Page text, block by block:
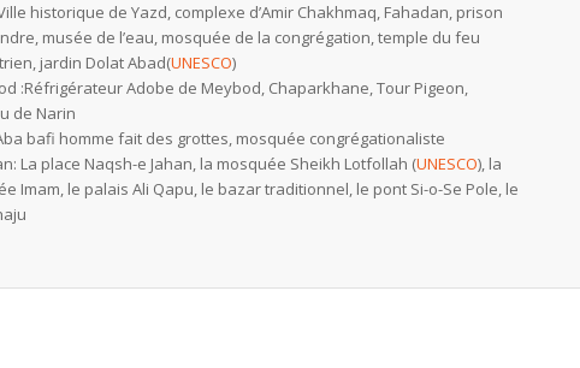
historique de Yazd, complexe d’Amir Chakhmaq, Fahadan, prison
musée de l’eau, mosquée de la congrégation, temple du feu
jardin Dolat Abad(UNESCO)
:Réfrigérateur Adobe de Meybod, Chaparkhane, Tour Pigeon,
de Narin
bafi homme fait des grottes, mosquée congrégationaliste
La place Naqsh-e Jahan, la mosquée Sheikh Lotfollah (UNESCO), la
Imam, le palais Ali Qapu, le bazar traditionnel, le pont Si-o-Se Pole, le